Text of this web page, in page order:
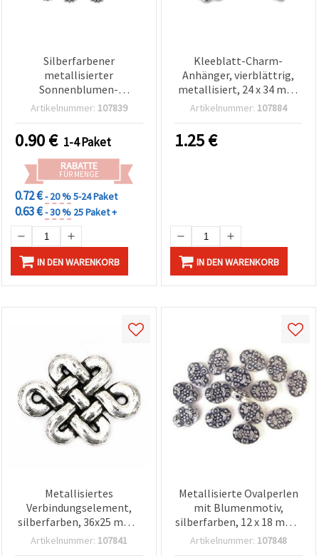
Silberfarbener
metallisierter
Sonnenblumen-
Anhänger/Charm, 18 x 16
20 g (~70 Stk.)
Artikelnummer: 107839
0.90€ 1-4 Paket
RABATTE
FÜR MENGE
0.72 €- 20 %5-24 Paket
0.63 €- 30 % 25 Paket +
IN DEN WARENKORB
Kleeblatt-Charm-
Anhänger, vierblättrig,
metallisiert, 24 x 34 mm,
Loch Ø 1,5 mm,
Stk.), für
Schmuckherstellung &
Artikelnummer: 107884
1.25€
IN DEN WARENKORB
Metallisiertes
Verbindungselement,
silberfarben, 36x25 mm -
20 g (~10 Stk.),
Artikelnummer: 107841
Metallisierte Ovalperlen
mit Blumenmotiv,
silberfarben, 12 x 18 mm -
50 g - Schmuck- &
Artikelnummer: 107848